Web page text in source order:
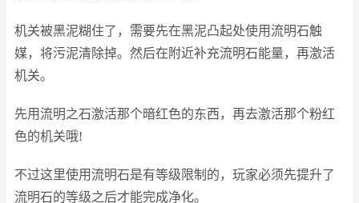
机关被黑泥糊住了，需要先在黑泥凸起处使用流明石触
媒，将污泥清除掉。然后在附近补充流明石能量，再激活
机关。
先用流明之石激活那个暗红色的东西，再去激活那个粉红
色的机关哦!
不过这里使用流明石是有等级限制的，玩家必须先提升了
流明石的等级之后才能完成净化。